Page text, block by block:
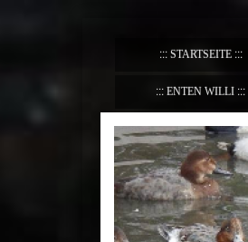
STARTSEITE
ENTEN WILLI